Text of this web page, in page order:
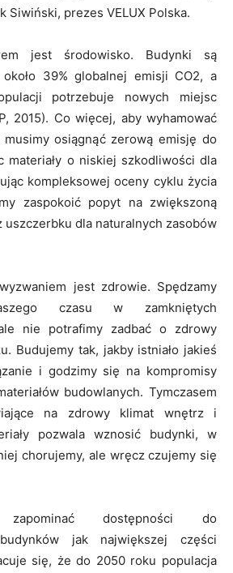
Siwiński, prezes VELUX Polska.
jest środowisko. Budynki są
39% globalnej emisji CO2, a
potrzebuje nowych miejsc
2015). Co więcej, aby wyhamować
musimy osiągnąć zerową emisję do
materiały o niskiej szkodliwości dla
kompleksowej oceny cyklu życia
zaspokoić popyt na zwiększoną
uszczerbku dla naturalnych zasobów
jest zdrowie. Spędzamy
czasu w zamkniętych
nie potrafimy zadbać o zdrowy
Budujemy tak, jakby istniało jakieś
i godzimy się na kompromisy
budowlanych. Tymczasem
na zdrowy klimat wnętrz i
pozwala wznosić budynki, w
chorujemy, ale wręcz czujemy się
dostępności do
jak największej części
się, że do 2050 roku populacja